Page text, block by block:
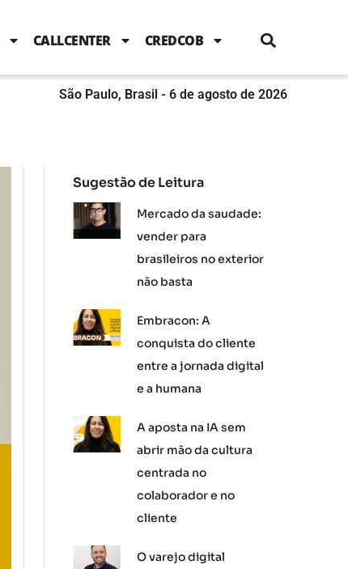
b
o
k
t
e
b
n
g
a
m
CALLCENTER CREDCOB
São Paulo, Brasil - 6 de agosto de 2026
Sugestão de Leitura
Mercado da saudade:
vender para
brasileiros no exterior
não basta
Embracon: A
conquista do cliente
entre a jornada digital
e a humana
A aposta na IA sem
abrir mão da cultura
centrada no
colaborador e no
cliente
O varejo digital